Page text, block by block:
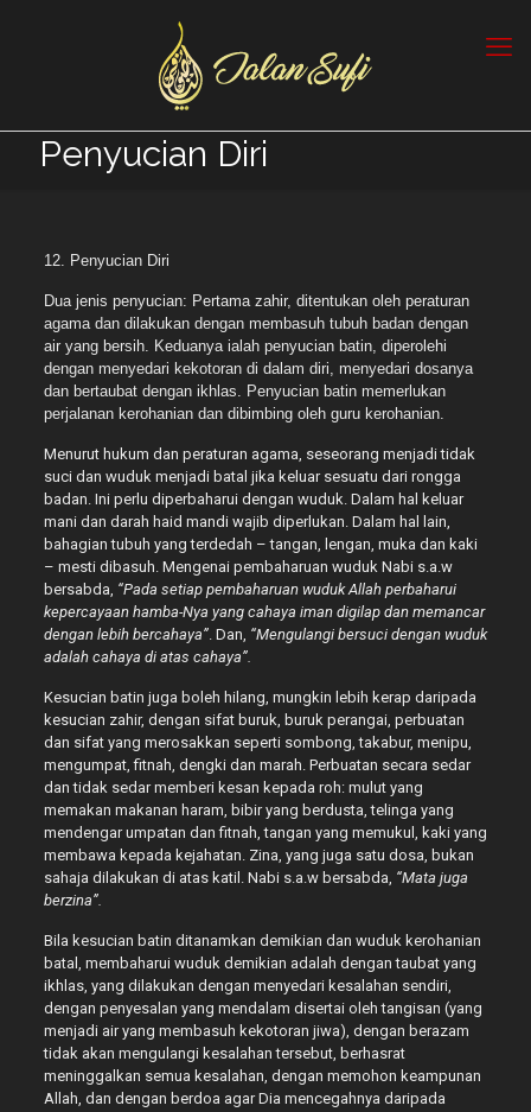
Penyucian Diri
12. Penyucian Diri
Dua jenis penyucian: Pertama zahir, ditentukan oleh peraturan
agama dan dilakukan dengan membasuh tubuh badan dengan
air yang bersih. Keduanya ialah penyucian batin, diperolehi
dengan menyedari kekotoran di dalam diri, menyedari dosanya
dan bertaubat dengan ikhlas. Penyucian batin memerlukan
perjalanan kerohanian dan dibimbing oleh guru kerohanian.
Menurut hukum dan peraturan agama, seseorang menjadi tidak
suci dan wuduk menjadi batal jika keluar sesuatu dari rongga
badan. Ini perlu diperbaharui dengan wuduk. Dalam hal keluar
mani dan darah haid mandi wajib diperlukan. Dalam hal lain,
bahagian tubuh yang terdedah – tangan, lengan, muka dan kaki
– mesti dibasuh. Mengenai pembaharuan wuduk Nabi s.a.w
bersabda, “Pada setiap pembaharuan wuduk Allah perbaharui
kepercayaan hamba-Nya yang cahaya iman digilap dan memancar
dengan lebih bercahaya”. Dan, “Mengulangi bersuci dengan wuduk
adalah cahaya di atas cahaya”.
Kesucian batin juga boleh hilang, mungkin lebih kerap daripada
kesucian zahir, dengan sifat buruk, buruk perangai, perbuatan
dan sifat yang merosakkan seperti sombong, takabur, menipu,
mengumpat, fitnah, dengki dan marah. Perbuatan secara sedar
dan tidak sedar memberi kesan kepada roh: mulut yang
memakan makanan haram, bibir yang berdusta, telinga yang
mendengar umpatan dan fitnah, tangan yang memukul, kaki yang
membawa kepada kejahatan. Zina, yang juga satu dosa, bukan
sahaja dilakukan di atas katil. Nabi s.a.w bersabda, “Mata juga
berzina”.
Bila kesucian batin ditanamkan demikian dan wuduk kerohanian
batal, membaharui wuduk demikian adalah dengan taubat yang
ikhlas, yang dilakukan dengan menyedari kesalahan sendiri,
dengan penyesalan yang mendalam disertai oleh tangisan (yang
menjadi air yang membasuh kekotoran jiwa), dengan berazam
tidak akan mengulangi kesalahan tersebut, berhasrat
meninggalkan semua kesalahan, dengan memohon keampunan
Allah, dan dengan berdoa agar Dia mencegahnya daripada